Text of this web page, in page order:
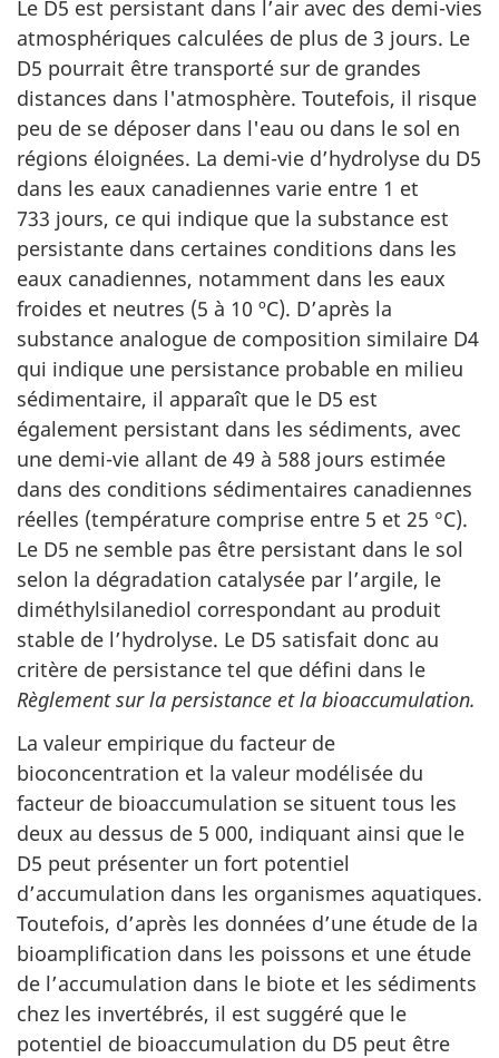
Le D5 est persistant dans l’air avec des demi-vies
atmosphériques calculées de plus de 3 jours. Le
D5 pourrait être transporté sur de grandes
distances dans l'atmosphère. Toutefois, il risque
peu de se déposer dans l'eau ou dans le sol en
régions éloignées. La demi-vie d’hydrolyse du D5
dans les eaux canadiennes varie entre 1 et
733 jours, ce qui indique que la substance est
persistante dans certaines conditions dans les
eaux canadiennes, notamment dans les eaux
froides et neutres (5 à 10 ºC). D’après la
substance analogue de composition similaire D4
qui indique une persistance probable en milieu
sédimentaire, il apparaît que le D5 est
également persistant dans les sédiments, avec
une demi-vie allant de 49 à 588 jours estimée
dans des conditions sédimentaires canadiennes
réelles (température comprise entre 5 et 25 °C).
Le D5 ne semble pas être persistant dans le sol
selon la dégradation catalysée par l’argile, le
diméthylsilanediol correspondant au produit
stable de l’hydrolyse. Le D5 satisfait donc au
critère de persistance tel que défini dans le
Règlement sur la persistance et la bioaccumulation.
La valeur empirique du facteur de
bioconcentration et la valeur modélisée du
facteur de bioaccumulation se situent tous les
deux au dessus de 5 000, indiquant ainsi que le
D5 peut présenter un fort potentiel
d’accumulation dans les organismes aquatiques.
Toutefois, d’après les données d’une étude de la
bioamplification dans les poissons et une étude
de l’accumulation dans le biote et les sédiments
chez les invertébrés, il est suggéré que le
potentiel de bioaccumulation du D5 peut être